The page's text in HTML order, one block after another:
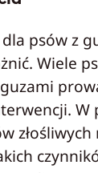
psów z
Wiele
W